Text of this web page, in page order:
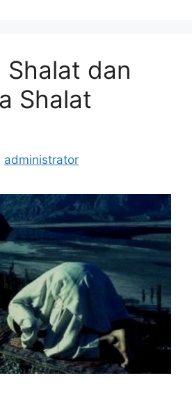
Shalat dan
Shalat
administrator